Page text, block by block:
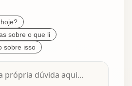
sobre o que li
sobre isso